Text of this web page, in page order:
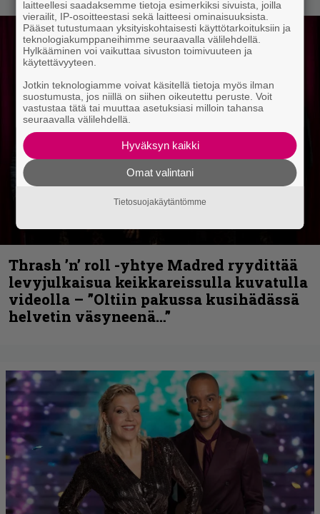
Thrash ’n’ roll -yhtye Madred ryydittää
levyjulkaisua keikkareissulla kuvatulla
videolla – ”Oltiin pakussa kusihädässä
helvetin väsyneenä…”
laitteellesi saadaksemme tietoja esimerkiksi sivuista, joilla
vierailit, IP-osoitteestasi sekä laitteesi ominaisuuksista.
Pääset tutustumaan yksityiskohtaisesti käyttötarkoituksiin ja
teknologiakumppaneihimme seuraavalla välilehdellä.
Hylkääminen voi vaikuttaa sivuston toimivuuteen ja
käytettävyyteen.
Jotkin teknologiamme voivat käsitellä tietoja myös ilman
suostumusta, jos niillä on siihen oikeutettu peruste. Voit
vastustaa tätä tai muuttaa asetuksiasi milloin tahansa
seuraavalla välilehdellä.
Hyväksyn kaikki
Omat valintani
Tietosuojakäytäntömme